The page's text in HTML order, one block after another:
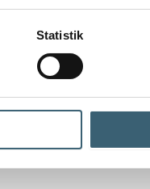
Statistik